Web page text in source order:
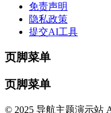
免责声明
隐私政策
提交AI工具
页脚菜单
页脚菜单
© 2025 导航主题演示站